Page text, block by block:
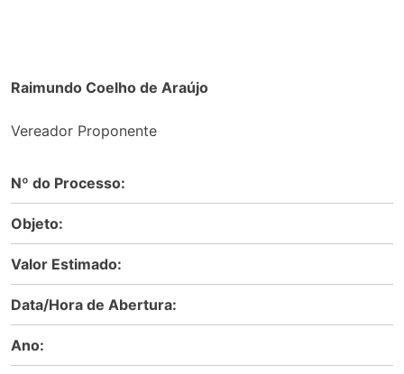
Raimundo Coelho de Araújo
Vereador Proponente
Nº do Processo:
Objeto:
Valor Estimado:
Data/Hora de Abertura:
Ano: